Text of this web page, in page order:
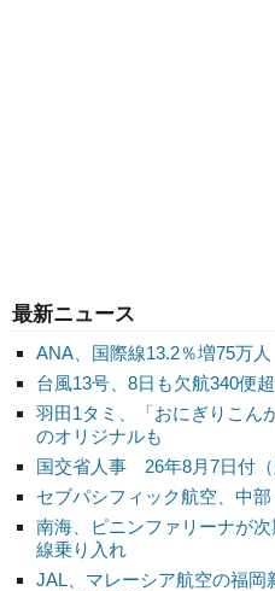
最新ニュース
ANA、国際線13.2％増75万
台風13号、8日も欠航340便
羽田1タミ、「おにぎりこ
のオリジナルも
国交省人事 26年8月7日付（
セブパシフィック航空、中
南海、ピニンファリーナが
線乗り入れ
JAL、マレーシア航空の福